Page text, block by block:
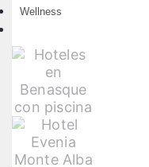
Wellness